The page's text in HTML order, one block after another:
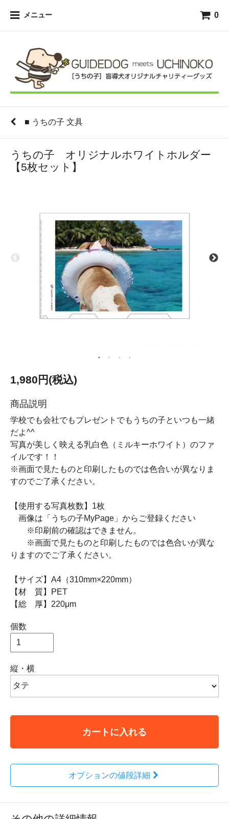
メニュー 0
■ うちの子 文具
うちの子 オリジナルホワイトホルダー
【5枚セット】
1,980円(税込)
商品説明
学校でも会社でもプレゼントでもうちの子といつも一緒
だよ^^
写真が美しく映える乳白色（ミルキーホワイト）のファ
イルです！！
※画面で見たものと印刷したものでは色合いが異なりま
すのでご了承ください。
【使用する写真枚数】1枚
画像は「うちの子MyPage」からご登録ください
※印刷前の確認はできません。
※画面で見たものと印刷したものでは色合いが異な
りますのでご了承ください。
【サイズ】A4（310mm×220mm）
【材 質】PET
【総 厚】220μm
個数
縦・横
カートに入れる
オプションの値段詳細